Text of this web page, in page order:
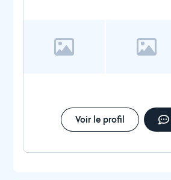
Voir le profil